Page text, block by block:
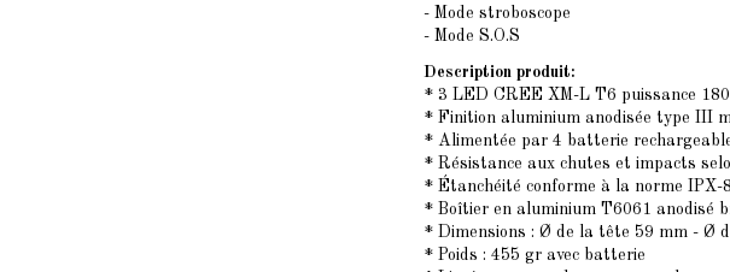
- Mode stroboscope
- Mode S.O.S
Description produit:
* 3 LED CREE XM-L T6 puissance
* Finition aluminium anodisée type III
* Alimentée par 4 batterie
* Résistance aux chutes et impacts
* Étanchéité conforme à la norme IPX-
* Boîtier en aluminium T6061 anodisé
* Dimensions : Ø de la tête 59 mm - Ø
* Poids : 455 gr avec batterie